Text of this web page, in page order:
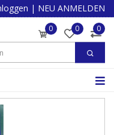
| NEU ANMELDEN
0 0 0